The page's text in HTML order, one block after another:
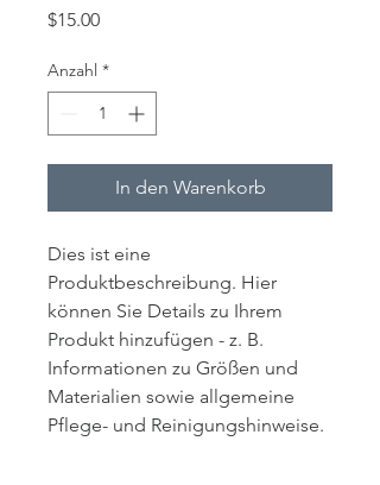
$15.00Preis
Anzahl *
In den Warenkorb
Dies ist eine
Produktbeschreibung. Hier
können Sie Details zu Ihrem
Produkt hinzufügen - z. B.
Informationen zu Größen und
Materialien sowie allgemeine
Pflege- und Reinigungshinweise.